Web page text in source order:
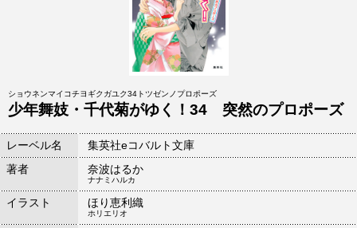
ショウネンマイコチヨギクガユク34トツゼンノプロポーズ
少年舞妓・千代菊がゆく！34 突然のプロポーズ
レーベル名
集英社eコバルト文庫
著者
奈波はるか
ナナミハルカ
イラスト ほり恵利織
ホリエリオ